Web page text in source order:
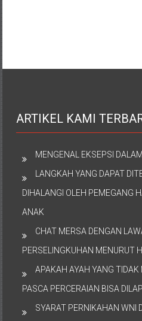
ARTIKEL KAMI
MENGENAL EKSEPSI
LANGKAH YANG DAPAT
DIHALANGI OLEH PEMEGANG
ANAK
CHAT MERSA DENGAN
PERSELINGKUHAN MENURUT
APAKAH AYAH YANG
PASCA PERCERAIAN BISA
SYARAT PERNIKAHAN WNI